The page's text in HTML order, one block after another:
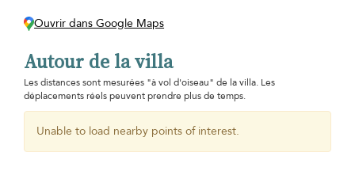
Ouvrir dans Google Maps
Autour de la villa
Les distances sont mesurées "à vol d'oiseau" de la villa. Les
déplacements réels peuvent prendre plus de temps.
Unable to load nearby points of interest.